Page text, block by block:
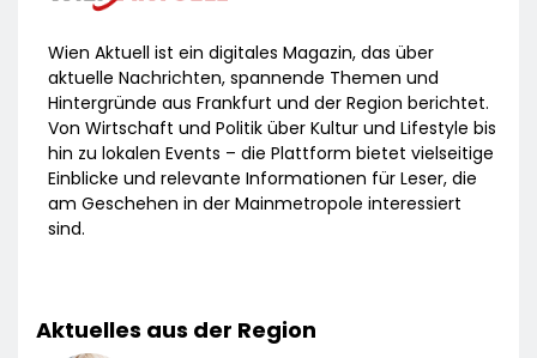
Wien Aktuell ist ein digitales Magazin, das über
aktuelle Nachrichten, spannende Themen und
Hintergründe aus Frankfurt und der Region berichtet.
Von Wirtschaft und Politik über Kultur und Lifestyle bis
hin zu lokalen Events – die Plattform bietet vielseitige
Einblicke und relevante Informationen für Leser, die
am Geschehen in der Mainmetropole interessiert
sind.
Aktuelles aus der Region